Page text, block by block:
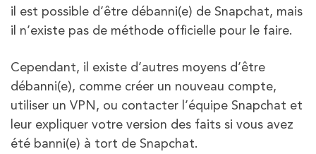
il est possible d’être débanni(e) de Snapchat, mais
il n’existe pas de méthode officielle pour le faire.
Cependant, il existe d’autres moyens d’être
débanni(e), comme créer un nouveau compte,
utiliser un VPN, ou contacter l’équipe Snapchat et
leur expliquer votre version des faits si vous avez
été banni(e) à tort de Snapchat.